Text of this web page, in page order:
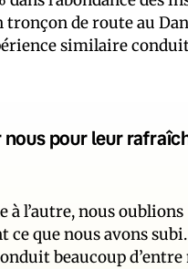
tronçon de route au
similaire
pour leur
à l’autre, nous oublions
ce que nous avons
beaucoup d’entre